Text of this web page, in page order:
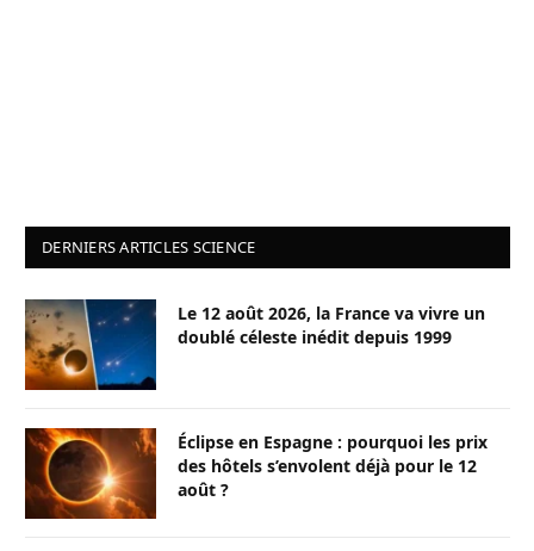
DERNIERS ARTICLES SCIENCE
Le 12 août 2026, la France va vivre un
doublé céleste inédit depuis 1999
Éclipse en Espagne : pourquoi les prix
des hôtels s’envolent déjà pour le 12
août ?